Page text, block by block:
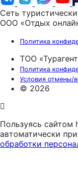
Сеть
ООО «Отдых
Политика
ТОО
Политика
Условия отмены/
© 2026
Пользуясь
автоматически
обработки